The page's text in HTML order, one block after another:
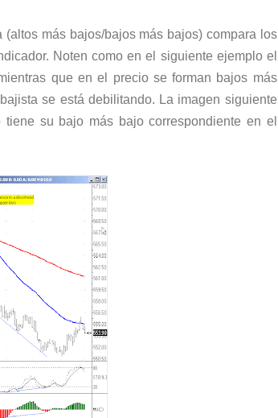
más bajos/bajos más bajos) compara los
Noten como en el siguiente ejemplo el
que en el precio se forman bajos más
se está debilitando. La imagen siguiente
su bajo más bajo correspondiente en el